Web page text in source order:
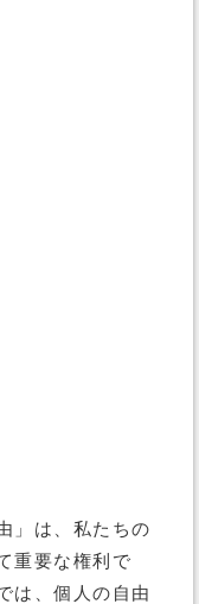
」は、私たちの
重要な権利で
は、個人の自由